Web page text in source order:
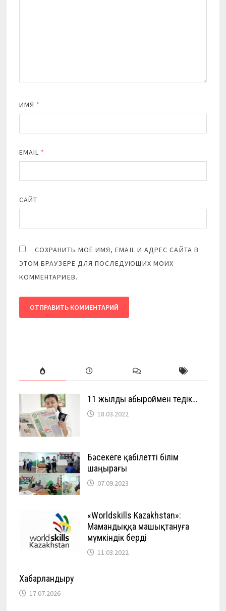
ИМЯ *
EMAIL *
САЙТ
СОХРАНИТЬ МОЁ ИМЯ, EMAIL И АДРЕС САЙТА В
ЭТОМ БРАУЗЕРЕ ДЛЯ ПОСЛЕДУЮЩИХ МОИХ
КОММЕНТАРИЕВ.
11 жылды абыроймен өтедік…
18.03.2022
Бәсекеге қабілетті білім
шаңырағы
07.09.2023
«Worldskills Kazakhstan»:
Мамандыққа машықтануға
мүмкіндік берді
11.03.2022
Хабарландыру
17.07.2026